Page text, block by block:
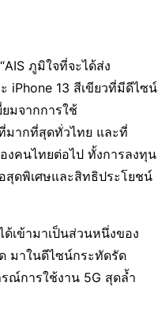
ภูมิใจที่จะได้ส่ง
iPhone 13 สีเขียวที่มีดีไซน์
มจากการใช้
มากที่สุดทั่วไทย และที่
งคนไทยต่อไป ทั้งการลงทุน
สุดพิเศษและสิทธิประโยชน์
ข้ามาเป็นส่วนหนึ่งของ
มาในดีไซน์กระทัดรัด
ณ์การใช้งาน 5G สุดล้ำ